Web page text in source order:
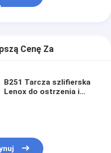
Cenę Za
B251 Tarcza szlifierska
Lenox do ostrzenia i